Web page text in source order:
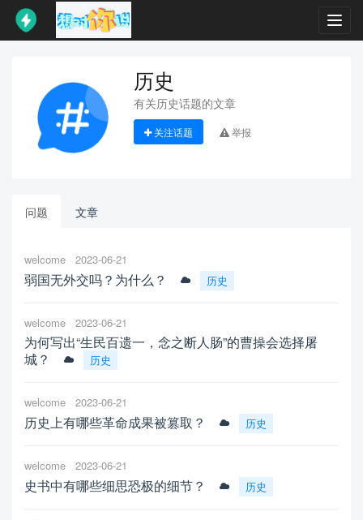
历史
有关历史话题的文章
关注话题 举报
问题 文章
welcome 2023-06-21
弱国无外交吗？为什么？ 历史
welcome 2023-06-21
为何写出“生民百遗一，念之断人肠”的曹操会选择屠
城？
历史
welcome 2023-06-21
历史上有哪些革命成果被篡取？ 历史
welcome 2023-06-21
史书中有哪些细思恐极的细节？ 历史